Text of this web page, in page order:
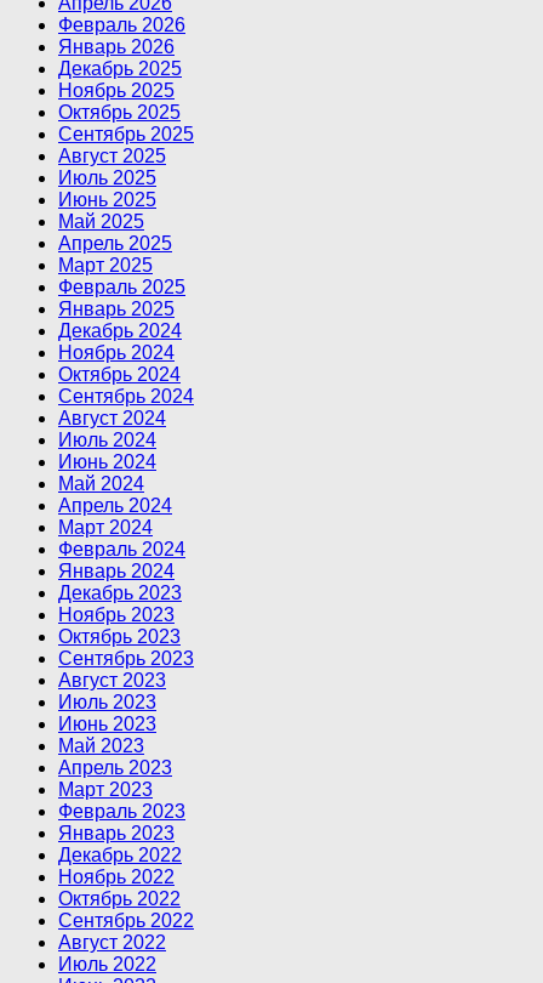
Февраль 2026
Январь 2026
Декабрь 2025
Ноябрь 2025
Октябрь 2025
Сентябрь 2025
Август 2025
Июль 2025
Июнь 2025
Май 2025
Апрель 2025
Март 2025
Февраль 2025
Январь 2025
Декабрь 2024
Ноябрь 2024
Октябрь 2024
Сентябрь 2024
Август 2024
Июль 2024
Июнь 2024
Май 2024
Апрель 2024
Март 2024
Февраль 2024
Январь 2024
Декабрь 2023
Ноябрь 2023
Октябрь 2023
Сентябрь 2023
Август 2023
Июль 2023
Июнь 2023
Май 2023
Апрель 2023
Март 2023
Февраль 2023
Январь 2023
Декабрь 2022
Ноябрь 2022
Октябрь 2022
Сентябрь 2022
Август 2022
Июль 2022